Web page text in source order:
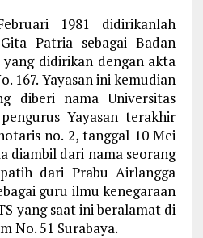
1981 didirikanlah
Patria sebagai Badan
yang didirikan dengan akta
167. Yayasan ini kemudian
diberi nama Universitas
Yayasan terakhir
no. 2, tanggal 10 Mei
diambil dari nama seorang
dari Prabu Airlangga
guru ilmu kenegaraan
yang saat ini beralamat di
No. 51 Surabaya.